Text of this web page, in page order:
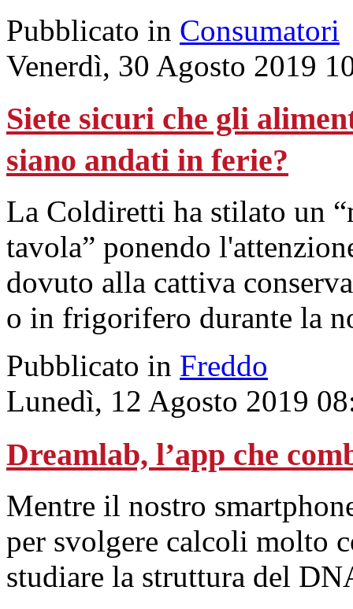
Pubblicato in Consumatori
Venerdì, 30 Agosto 2019
Siete sicuri che gli
siano andati in ferie?
La Coldiretti ha stilato un
tavola” ponendo
dovuto alla cattiva
o in frigorifero durante la
Pubblicato in Freddo
Lunedì, 12 Agosto 2019
Dreamlab, l’app che
Mentre il nostro
per svolgere calcoli molto
studiare la struttura del